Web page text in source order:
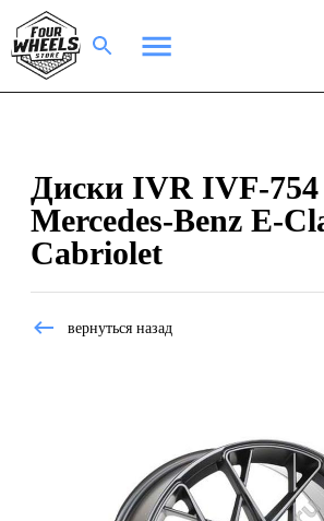
Диски IVR IVF-
Mercedes-Benz E-
Cabriolet
вернуться назад